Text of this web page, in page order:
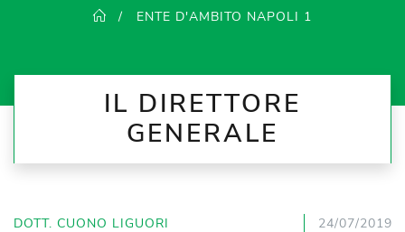
ENTE D'AMBITO NAPOLI 1
IL DIRETTORE
GENERALE
DOTT. CUONO LIGUORI 24/07/2019